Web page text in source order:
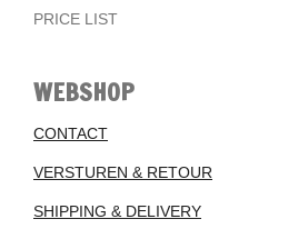
PRICE LIST
WEBSHOP
CONTACT
VERSTUREN & RETOUR
SHIPPING & DELIVERY